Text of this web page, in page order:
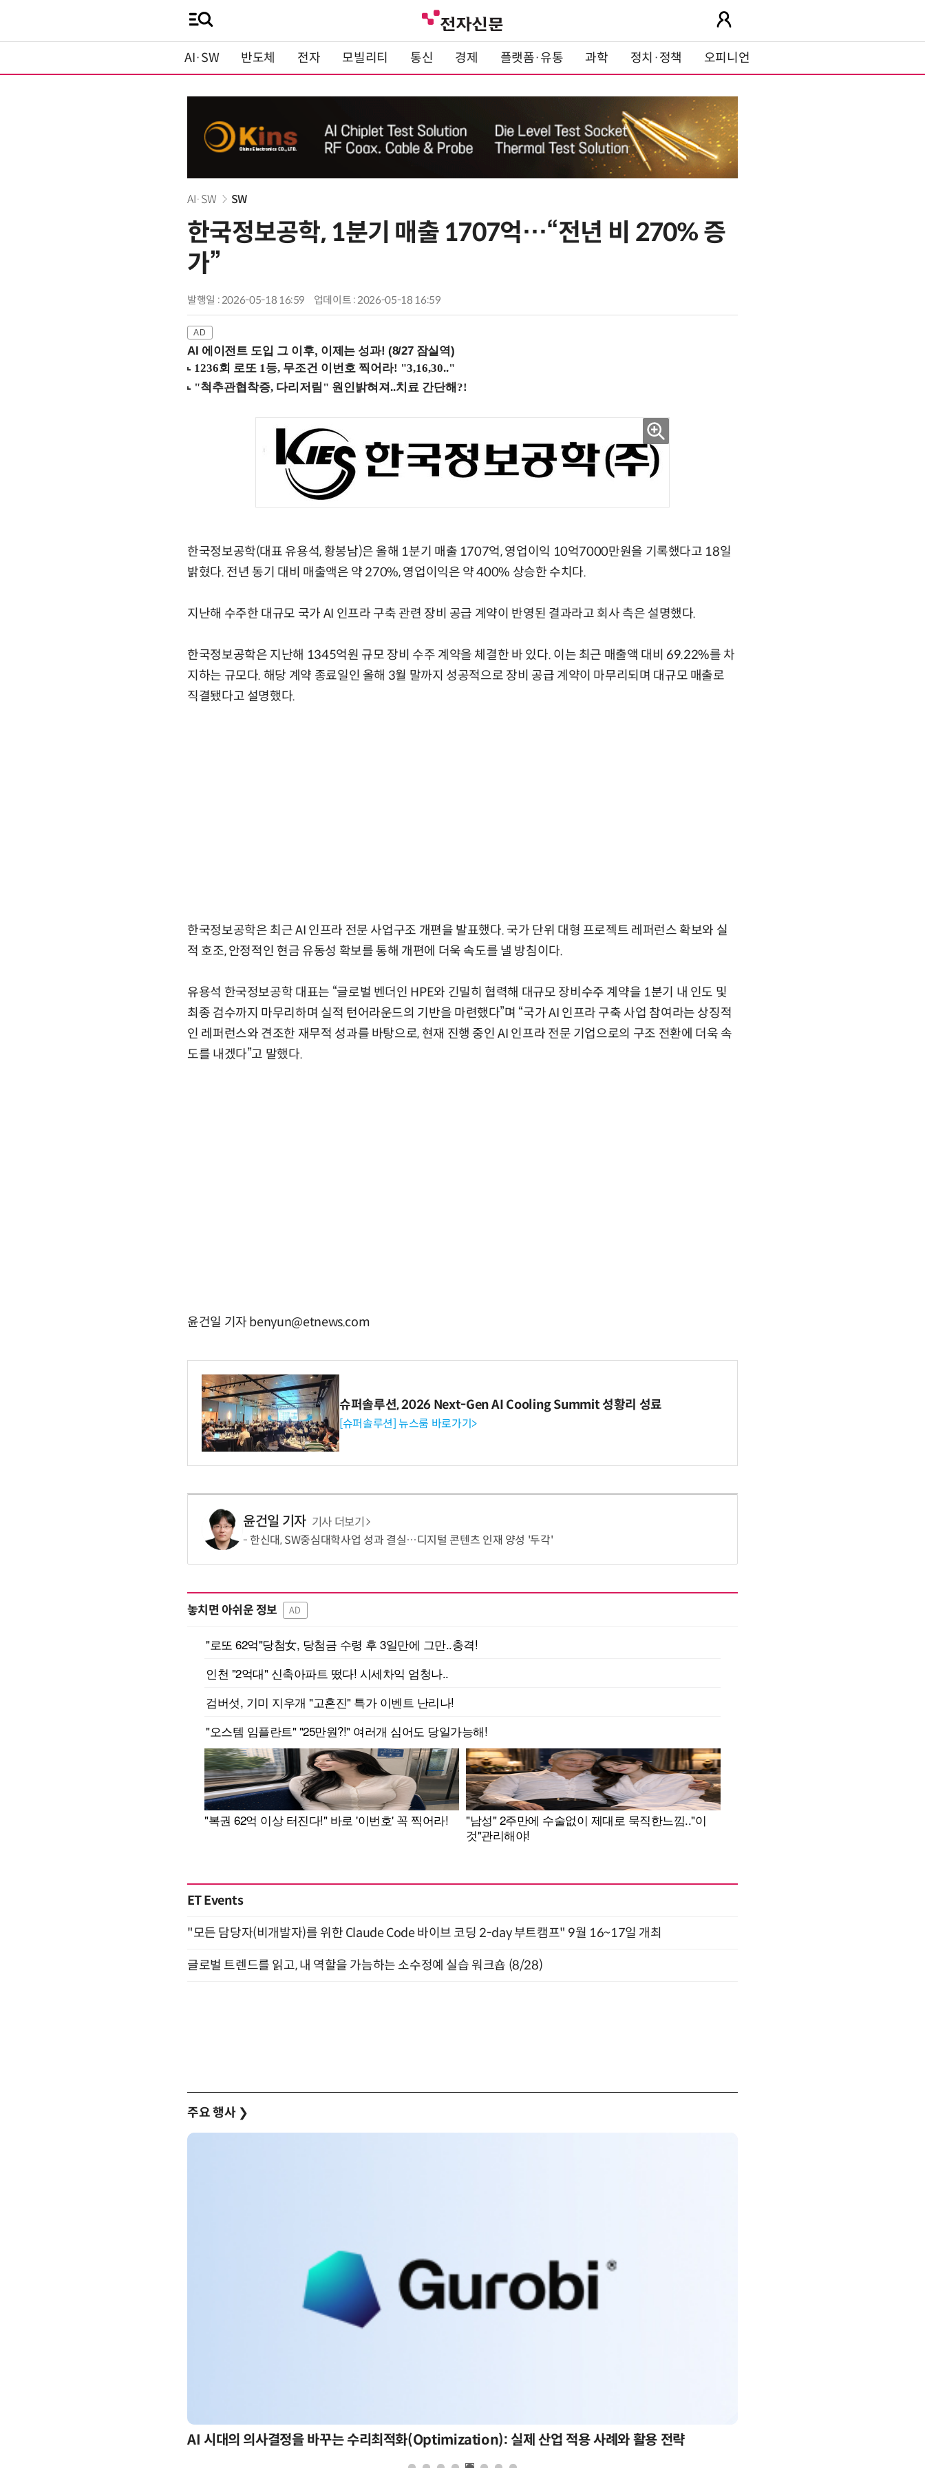
AI·SW 반도체 전자 모빌리티 통신 경제 플랫폼·유통 과학 정치·정책 오피니언
AI·SW SW
한국정보공학, 1분기 매출 1707억…“전년 비 270% 증
가”
발행일 : 2026-05-18 16:59 업데이트 : 2026-05-18 16:59
AI 에이전트 도입 그 이후, 이제는 성과! (8/27 잠실역)
한국정보공학(대표 유용석, 황봉남)은 올해 1분기 매출 1707억, 영업이익 10억7000만원을 기록했다고 18일
밝혔다. 전년 동기 대비 매출액은 약 270%, 영업이익은 약 400% 상승한 수치다.
지난해 수주한 대규모 국가 AI 인프라 구축 관련 장비 공급 계약이 반영된 결과라고 회사 측은 설명했다.
한국정보공학은 지난해 1345억원 규모 장비 수주 계약을 체결한 바 있다. 이는 최근 매출액 대비 69.22%를 차
지하는 규모다. 해당 계약 종료일인 올해 3월 말까지 성공적으로 장비 공급 계약이 마무리되며 대규모 매출로
직결됐다고 설명했다.
한국정보공학은 최근 AI 인프라 전문 사업구조 개편을 발표했다. 국가 단위 대형 프로젝트 레퍼런스 확보와 실
적 호조, 안정적인 현금 유동성 확보를 통해 개편에 더욱 속도를 낼 방침이다.
유용석 한국정보공학 대표는 “글로벌 벤더인 HPE와 긴밀히 협력해 대규모 장비수주 계약을 1분기 내 인도 및
최종 검수까지 마무리하며 실적 턴어라운드의 기반을 마련했다”며 “국가 AI 인프라 구축 사업 참여라는 상징적
인 레퍼런스와 견조한 재무적 성과를 바탕으로, 현재 진행 중인 AI 인프라 전문 기업으로의 구조 전환에 더욱 속
도를 내겠다”고 말했다.
윤건일 기자 benyun@etnews.com
슈퍼솔루션, 2026 Next-Gen AI Cooling Summit 성황리 성료
[슈퍼솔루션] 뉴스룸 바로가기>
윤건일 기자 기사 더보기
한신대, SW중심대학사업 성과 결실…디지털 콘텐츠 인재 양성 '두각'
놓치면 아쉬운 정보 AD
ET Events
"모든 담당자(비개발자)를 위한 Claude Code 바이브 코딩 2-day 부트캠프" 9월 16~17일 개최
글로벌 트렌드를 읽고, 내 역할을 가늠하는 소수정예 실습 워크숍 (8/28)
주요 행사 ❯
AI 시대의 의사결정을 바꾸는 수리최적화(Optimization): 실제 산업 적용 사례와 활용 전략